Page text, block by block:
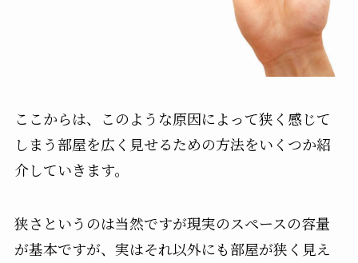
ここからは、このような原因によって狭く感じて
しまう部屋を広く見せるための方法をいくつか紹
介していきます。
狭さというのは当然ですが現実のスペースの容量
が基本ですが、実はそれ以外にも部屋が狭く見え